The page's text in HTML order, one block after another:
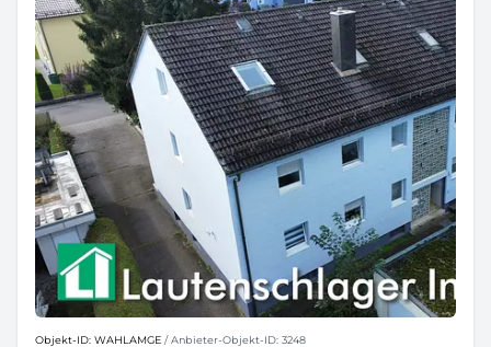
Objekt-ID: WAHLAMGE / Anbieter-Objekt-ID: 3248